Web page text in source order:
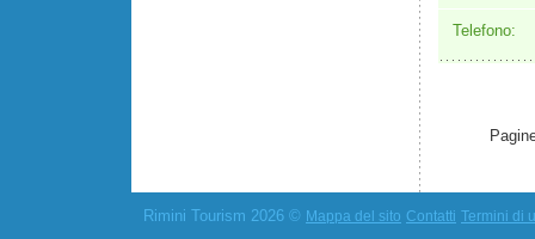
Telefono:
Rimini Tourism 2026 © Mappa del sito Contatti Termini di